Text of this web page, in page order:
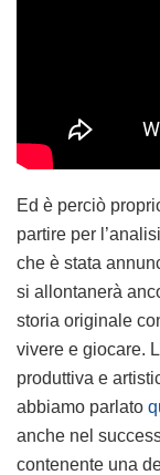
Ed è perciò
partire per
che è stata
si allontanerà
storia originale
vivere e giocare.
produttiva e
abbiamo parlato
anche nel
contenente una